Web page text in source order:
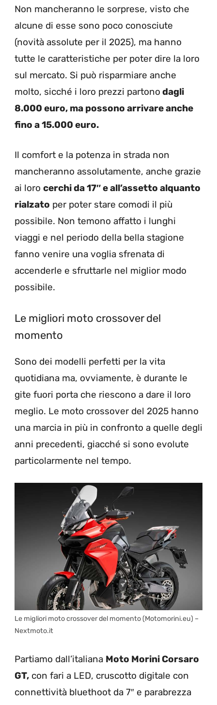
Non mancheranno le sorprese, visto che
alcune di esse sono poco conosciute
(novità assolute per il 2025), ma hanno
tutte le caratteristiche per poter dire la loro
sul mercato. Si può risparmiare anche
molto, sicché i loro prezzi partono dagli
8.000 euro, ma possono arrivare anche
fino a 15.000 euro.
Il comfort e la potenza in strada non
mancheranno assolutamente, anche grazie
ai loro cerchi da 17″ e all’assetto alquanto
rialzato per poter stare comodi il più
possibile. Non temono affatto i lunghi
viaggi e nel periodo della bella stagione
fanno venire una voglia sfrenata di
accenderle e sfruttarle nel miglior modo
possibile.
Le migliori moto crossover del
momento
Sono dei modelli perfetti per la vita
quotidiana ma, ovviamente, è durante le
gite fuori porta che riescono a dare il loro
meglio. Le moto crossover del 2025 hanno
una marcia in più in confronto a quelle degli
anni precedenti, giacché si sono evolute
particolarmente nel tempo.
Le migliori moto crossover del momento (Motomorini.eu) –
Nextmoto.it
Partiamo dall’italiana Moto Morini Corsaro
GT, con fari a LED, cruscotto digitale con
connettività bluethoot da 7″ e parabrezza